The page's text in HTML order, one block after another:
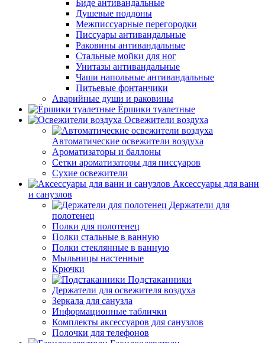
Биде антивандальные
Душевые поддоны
Межписсуарные перегородки
Писсуары антивандальные
Раковины антивандальные
Стальные мойки для ног
Унитазы антивандальные
Чаши напольные антивандальные
Питьевые фонтанчики
Аварийные души и раковины
Ёршики туалетные
Освежители воздуха
Автоматические освежители воздуха
Ароматизаторы и баллоны
Сетки ароматизаторы для писсуаров
Сухие освежители
Аксессуары для ванн
и санузлов
Держатели для
полотенец
Полки для полотенец
Полки стальные в ванную
Полки стеклянные в ванную
Мыльницы настенные
Крючки
Подстаканники
Держатели для освежителя воздуха
Зеркала для санузла
Информационные таблички
Комплекты аксессуаров для санузлов
Полочки для телефонов